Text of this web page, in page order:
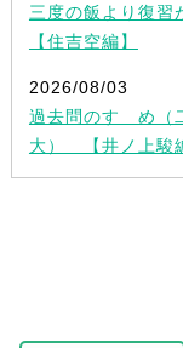
三度の飯より復習
【住吉空編】
2026/08/03
過去問のすゝめ（
大） 【井ノ上駿